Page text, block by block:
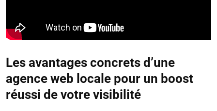
Les avantages concrets d’une
agence web locale pour un boost
réussi de votre visibilité